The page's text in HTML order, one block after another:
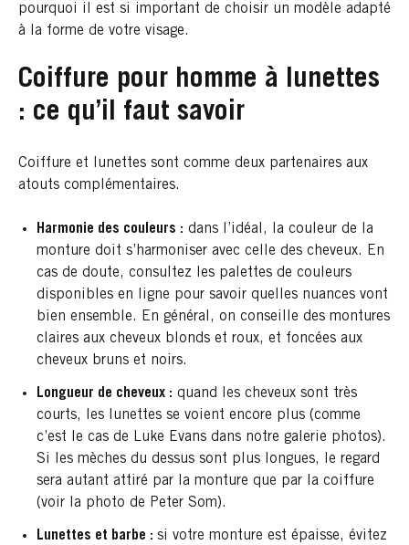
pourquoi il est si important de choisir un modèle adapté
à la forme de votre visage.
Coiffure pour homme à lunettes
: ce qu’il faut savoir
Coiffure et lunettes sont comme deux partenaires aux
atouts complémentaires.
Harmonie des couleurs : dans l’idéal, la couleur de la
monture doit s’harmoniser avec celle des cheveux. En
cas de doute, consultez les palettes de couleurs
disponibles en ligne pour savoir quelles nuances vont
bien ensemble. En général, on conseille des montures
claires aux cheveux blonds et roux, et foncées aux
cheveux bruns et noirs.
Longueur de cheveux : quand les cheveux sont très
courts, les lunettes se voient encore plus (comme
c’est le cas de Luke Evans dans notre galerie photos).
Si les mèches du dessus sont plus longues, le regard
sera autant attiré par la monture que par la coiffure
(voir la photo de Peter Som).
Lunettes et barbe : si votre monture est épaisse, évitez